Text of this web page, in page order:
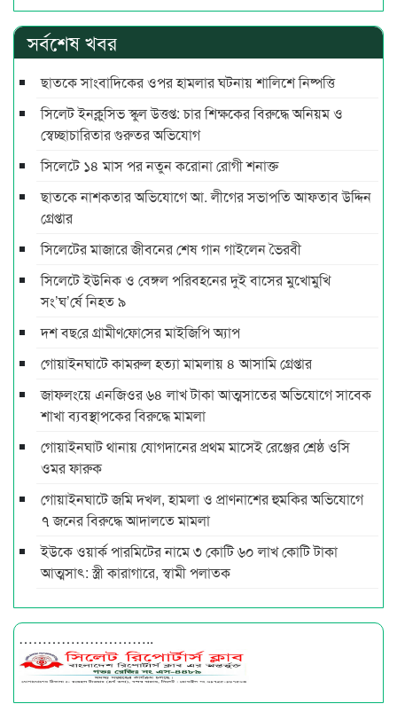
সর্বশেষ খবর
ছাতকে সাংবাদিকের ওপর হামলার ঘটনায় শালিশে নিষ্পত্তি
সিলেট ইনক্লুসিভ স্কুল উত্তপ্ত: চার শিক্ষকের বিরুদ্ধে অনিয়ম ও
স্বেচ্ছাচারিতার গুরুতর অভিযোগ
সিলেটে ১৪ মাস পর নতুন করোনা রোগী শনাক্ত
ছাতকে নাশকতার অভিযোগে আ. লীগের সভাপ‌তি আফতাব উদ্দিন
গ্রেপ্তার
সিলেটের মাজারে জীবনের শেষ গান গাইলেন ভৈরবী
সিলেটে ইউনিক ও বেঙ্গল পরিবহনের দুই বাসের মুখোমুখি
সং’ঘ’র্ষে নিহত ৯
দশ বছ‌রে গ্রামীণ‌ফো‌সের মাইজিপি অ্যাপ
গোয়াইনঘাটে কামরুল হত্যা মামলায় ৪ আসামি গ্রেপ্তার
জাফলংয়ে এনজিওর ৬৪ লাখ টাকা আত্মসাতের অভিযোগে সাবেক
শাখা ব্যবস্থাপকের বিরুদ্ধে মামলা
গোয়াইনঘাট থানায় যোগদানের প্রথম মাসেই রেঞ্জের শ্রেষ্ঠ ওসি
ওমর ফারুক
গোয়াইনঘাটে জমি দখল, হামলা ও প্রাণনাশের হুমকির অভিযোগে
৭ জনের বিরুদ্ধে আদালতে মামলা
ইউকে ওয়ার্ক পারমিটের নামে ৩ কোটি ৬০ লাখ কোটি টাকা
আত্মসাৎ: স্ত্রী কারাগারে, স্বামী পলাতক
………………………..